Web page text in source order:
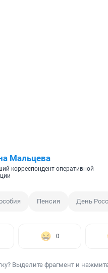
Мальцева
корреспондент оперативной
Пенсия День
0
Выделите фрагмент и